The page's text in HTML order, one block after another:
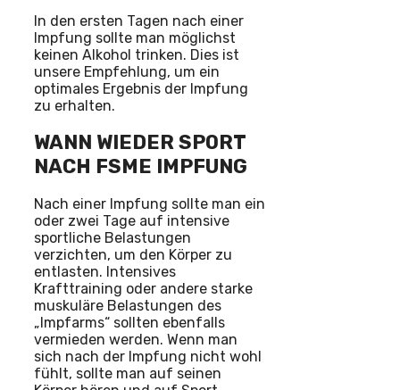
In den ersten Tagen nach einer
Impfung sollte man möglichst
keinen Alkohol trinken. Dies ist
unsere Empfehlung, um ein
optimales Ergebnis der Impfung
zu erhalten.
WANN WIEDER SPORT
NACH FSME IMPFUNG
Nach einer Impfung sollte man ein
oder zwei Tage auf intensive
sportliche Belastungen
verzichten, um den Körper zu
entlasten. Intensives
Krafttraining oder andere starke
muskuläre Belastungen des
„Impfarms“ sollten ebenfalls
vermieden werden. Wenn man
sich nach der Impfung nicht wohl
fühlt, sollte man auf seinen